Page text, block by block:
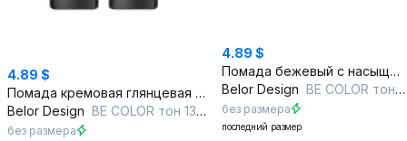
4.89 $
Помада кремовая глянцевая насыщенная для губ круглый год
Belor Design BE COLOR тон 134 утренняя нежность
без размера
4.89 $
Помада бежевый с насыщенным глянцевым покрытием
Belor Design BE COLOR тон 103 беж
без размера
последний размер